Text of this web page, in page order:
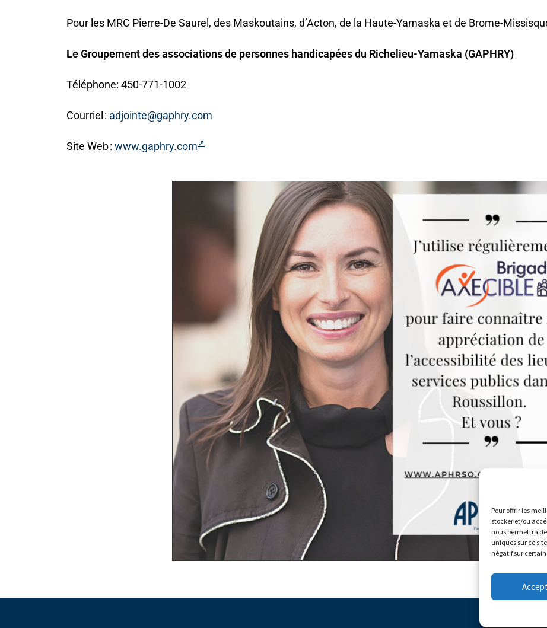
Pour offrir les
stocker et/ou
nous permettra
uniques sur ce
négatif sur
Pour les MRC Pierre-De Saurel, des Maskoutains, d’Acton, de la Haute-Yamaska et de Brome-
Le Groupement des associations de personnes handicapées du Richelieu-Yamaska (GAPHRY)
Téléphone: 450-771-1002
Courriel : adjointe@gaphry.com
Site Web : www.gaphry.com